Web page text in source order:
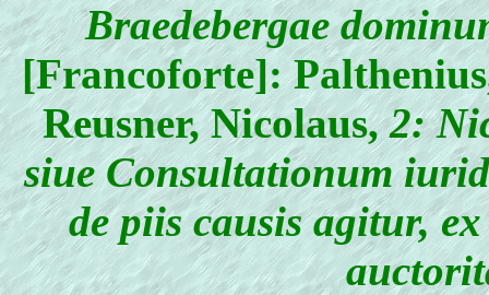
Braedebergae
[Francoforte]:
Reusner, Nicolaus,2:
siue Consultationum
de piis causis agitur,